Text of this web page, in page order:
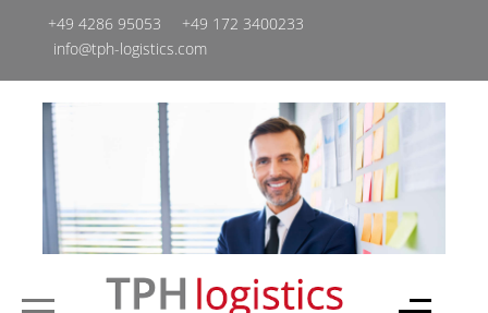
+49 4286 95053
+49 ‭172 3400233‬
info@tph-logistics.com